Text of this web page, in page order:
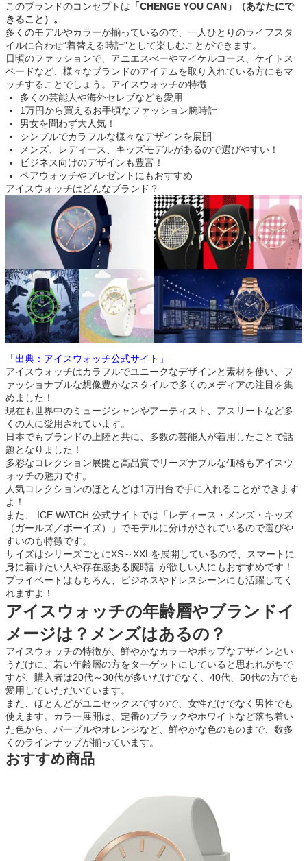
このブランドのコンセプトは 「CHENGE YOU CAN」（あなたにで
きること）。
多くのモデルやカラーが揃っているので、一人ひとりのライフスタ
イルに合わせ“着替える時計”として楽しむことができます。
日頃のファッションで、アニエスべーやマイケルコース、ケイトス
ペードなど、様々なブランドのアイテムを取り入れている方にもマ
ッチすることでしょう。アイスウォッチの特徴
多くの芸能人や海外セレブなども愛用
1万円から買えるお手頃なファッション腕時計
男女を問わず大人気！
シンプルでカラフルな様々なデザインを展開
メンズ、レディース、キッズモデルがあるので選びやすい！
ビジネス向けのデザインも豊富！
ペアウォッチやプレゼントにもおすすめ
アイスウォッチはどんなブランド？
「出典：アイスウォッチ公式サイト」
アイスウォッチはカラフルでユニークなデザインと素材を使い、フ
ァッショナブルな想像豊かなスタイルで多くのメディアの注目を集
めました！
現在も世界中のミュージシャンやアーティスト、アスリートなど多
くの人に愛用されています。
日本でもブランドの上陸と共に、多数の芸能人が着用したことで話
題となりました！
多彩なコレクション展開と高品質でリーズナブルな価格もアイスウ
ォッチの魅力です。
人気コレクションのほとんどは1万円台で手に入れることができます
よ！
また、 ICE WATCH 公式サイトでは「レディース・メンズ・キッズ
（ガールズ／ボーイズ）」でモデルに分けがされているので選びや
すいのも特徴です。
サイズはシリーズごとにXS～XXLを展開しているので、スマートに
身に着けたい人や存在感ある腕時計が欲しい人にもおすすめです！
プライベートはもちろん、ビジネスやドレスシーンにも活躍してく
れますよ！
アイスウォッチの年齢層やブランドイ
メージは？メンズはあるの？
アイスウォッチの特徴が、鮮やかなカラーやポップなデザインとい
うだけに、若い年齢層の方をターゲットにしていると思われがちで
すが、購入者は20代～30代が多いだけでなく、40代、50代の方でも
愛用していただいています。
また、ほとんどがユニセックスですので、女性だけでなく男性でも
使えます。カラー展開は、定番のブラックやホワイトなど落ち着い
た色から、パープルやオレンジなど、鮮やかな色のものまで、数多
くのラインナップが揃っています。
おすすめ商品